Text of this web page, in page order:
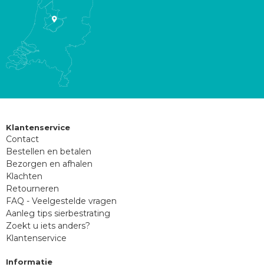
Klantenservice
Contact
Bestellen en betalen
Bezorgen en afhalen
Klachten
Retourneren
FAQ - Veelgestelde vragen
Aanleg tips sierbestrating
Zoekt u iets anders?
Klantenservice
Informatie